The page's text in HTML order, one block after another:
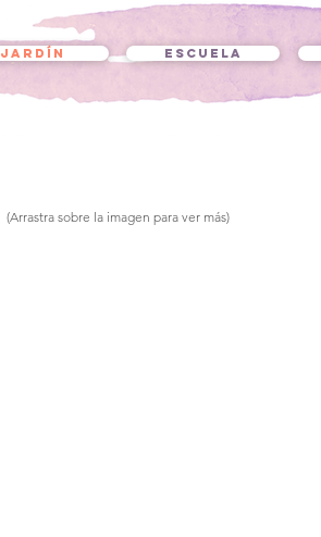
JARDÍN ESCUELA
(Arrastra sobre la imagen para ver más)